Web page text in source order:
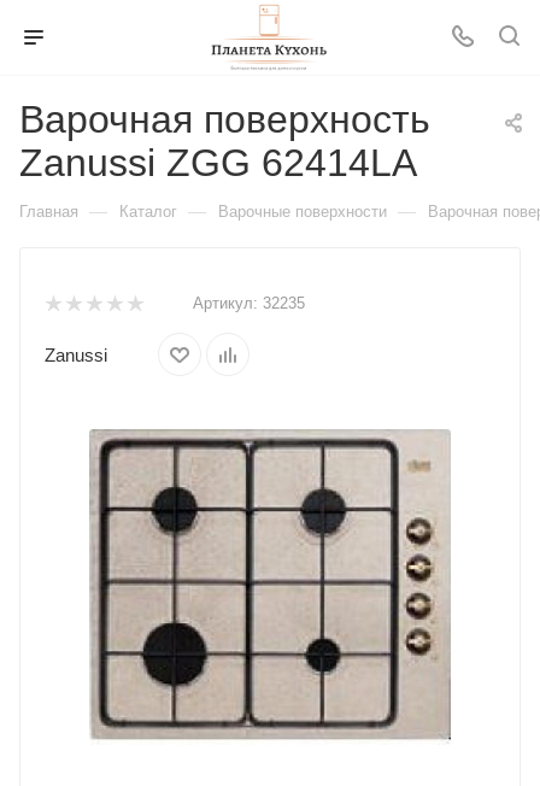
Варочная поверхность
Zanussi ZGG 62414LA
Главная — Каталог — Варочные поверхности — Варочная
Артикул: 32235
Zanussi